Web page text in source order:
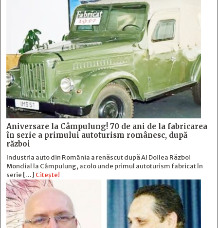
Aniversare la Câmpulung! 70 de ani de la fabricarea
în serie a primului autoturism românesc, după
război
Industria auto din România a renăscut după Al Doilea Război
Mondial la Câmpulung, acolo unde primul autoturism fabricat în
serie […] Citește!